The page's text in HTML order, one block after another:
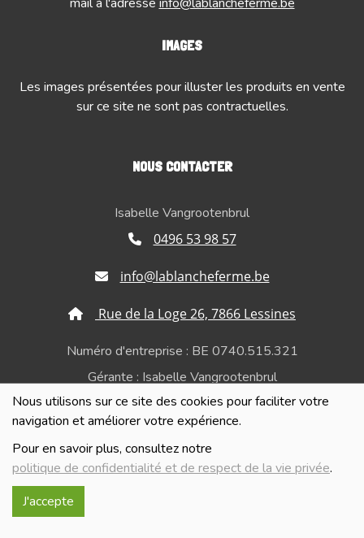
Nous utilisons sur ce site des cookies pour faciliter votre
navigation et améliorer votre expérience.
Pour en savoir plus, consultez notre
politique de confidentialité et de respect de la vie privée.
J'accepte
IMAGES
Les images présentées pour illuster les produits en vente
sur ce site ne sont pas contractuelles.
NOUS CONTACTER
Isabelle Vangrootenbrul
0496 53 98 57
info@lablancheferme.be
Rue de la Loge 26, 7866 Lessines
Numéro d'entreprise : BE 0740.515.321
Gérante : Isabelle Vangrootenbrul
Politique de confidentialité et de respect de la vie
privée